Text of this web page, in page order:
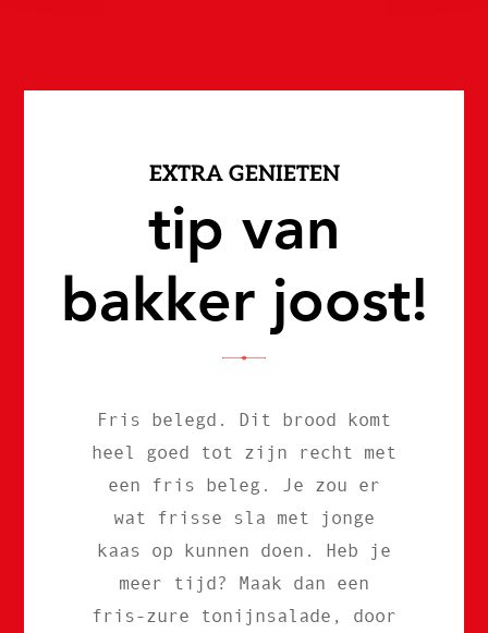
EXTRA GENIETEN
tip van
bakker joost!
Fris belegd. Dit brood komt
heel goed tot zijn recht met
een fris beleg. Je zou er
wat frisse sla met jonge
kaas op kunnen doen. Heb je
meer tijd? Maak dan een
fris-zure tonijnsalade, door